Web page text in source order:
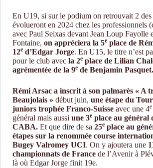
En U19, si sur le podium on retrouvait 2
évolueront en 2024 chez les professionnels
avec Paul Seixas devant Jean Loup Fayolle
Fontaine, on appréciera la 5e place de
12e d’Edgar Jorge. En U15, le titre n’est
pour le club avec la 2e place de Lilian
agrémentée de la 9e de Benjamin Pasquet.
Rémi Arsac a inscrit à son palmarès « A
Beaujolais » début juin, une étape du
juniors trophée Franco-Suisse avec une 4e
général mais aussi une 3e place au général
CABA. Et que dire de sa 25e place au
étapes sur la renommée course
Bugey Valromey UCI. On y ajoutera une
championnats de France de l’Avenir à
là où Edgar Jorge finit 19e.